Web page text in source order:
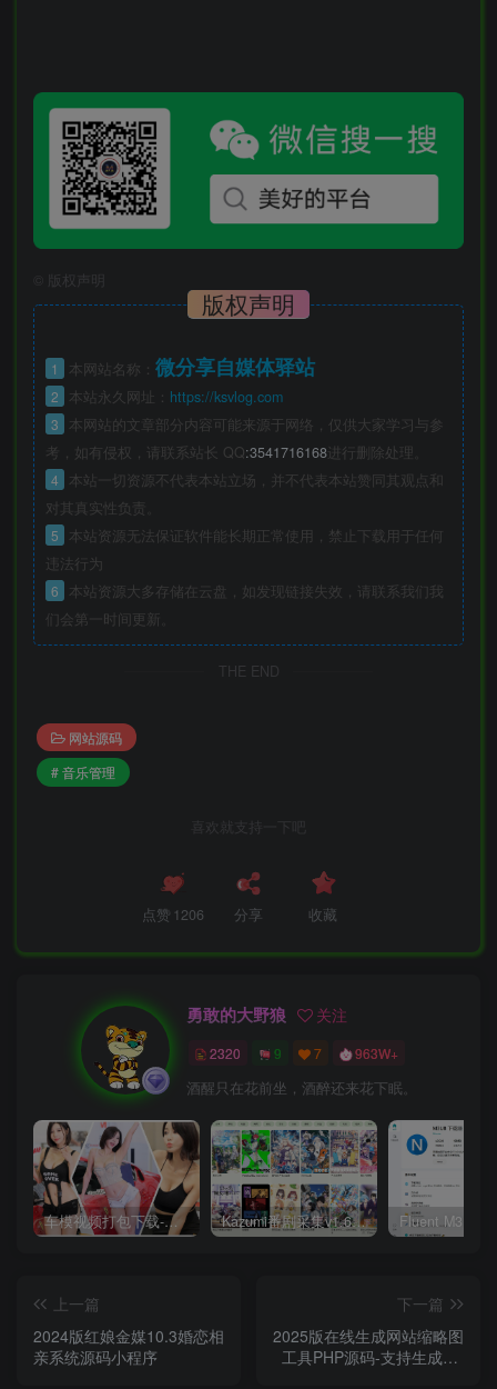
版权声明
版权声明
1 本网站名称： 微分享自媒体驿站
2 本站永久网址： https://ksvlog.com
3
本网站的文章部分内容可能来源于网络，仅供大家学习与参
考，如有侵权，请联系站长 QQ:3541716168进行删除处理。
4
本站一切资源不代表本站立场，并不代表本站赞同其观点和
对其真实性负责。
5
本站资源无法保证软件能长期正常使用，禁止下载用于任何
违法行为
6
本站资源大多存储在云盘，如发现链接失效，请联系我们我
们会第一时间更新。
THE END
网站源码
# 音乐管理
喜欢就支持一下吧
点赞 1206 分享 收藏
勇敢的大野狼 关注
2320 9 7 963W+
酒醒只在花前坐，酒醉还来花下眠。
车模视频打包下载-高清无水印版 Kazumi番剧采集v1.6.9：支持自定义规则+在线观看+弹幕，跨平台下载
上一篇
2024版红娘金媒10.3婚恋相
亲系统源码小程序
下一篇
2025版在线生成网站缩略图
工具PHP源码-支持生成PC